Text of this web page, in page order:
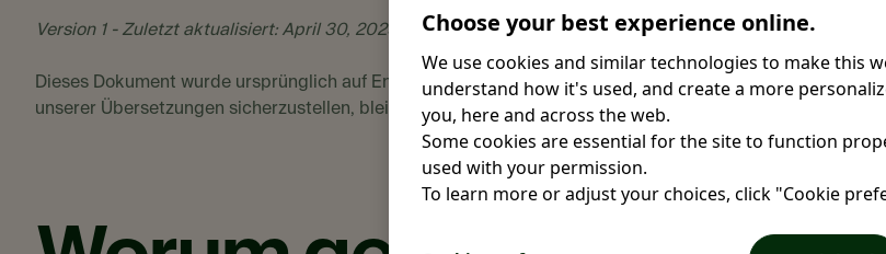
Version 1 - Zuletzt aktualisiert: April 30, 2025
Dieses Dokument wurde ursprünglich auf Englisch verfasst und zur besseren Zugänglichkeit in Ihre
unserer Übersetzungen sicherzustellen, bleibt die englische Originalversion die zuverlässigste Referenz.
Choose your best experience online.
We use cookies and similar technologies to make this
understand how it's used, and create a more
you, here and across the web.
Some cookies are essential for the site to function
used with your permission.
To learn more or adjust your choices, click "Cookie